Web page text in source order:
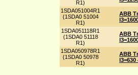
R1)
1SDA051004R1
(1SDA0 51004
R1)
ABB
1SDA051118R1
(1SDA0 51118
R1)
ABB
1SDA050978R1
(1SDA0 50978
R1)
ABB
I3=630